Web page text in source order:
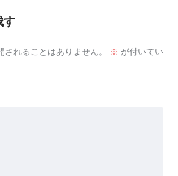
す
されることはありません。 ※ が付いてい